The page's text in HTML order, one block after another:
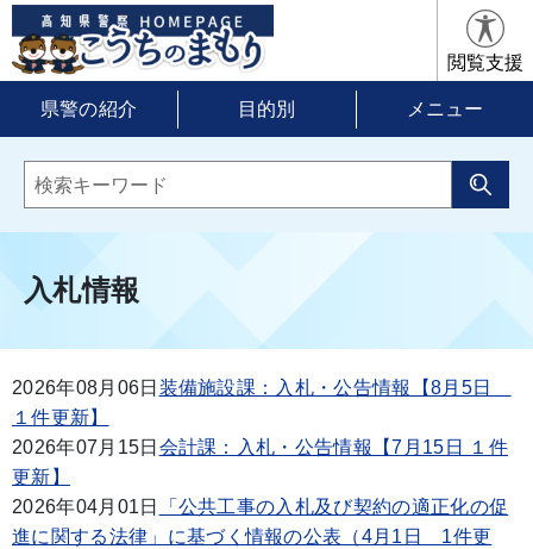
閲覧支援
県警の紹介 目的別 メニュー
入札情報
2026年08月06日 装備施設課：入札・公告情報【8月5日
１件更新】
2026年07月15日 会計課：入札・公告情報【7月15日 １件
更新】
2026年04月01日
「公共工事の入札及び契約の適正化の促
進に関する法律」に基づく情報の公表（4月1日 1件更